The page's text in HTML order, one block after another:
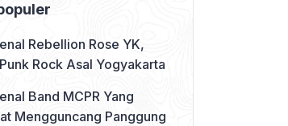
Rebellion Rose YK,
Rock Asal Yogyakarta
Band MCPR Yang
Mengguncang Panggung